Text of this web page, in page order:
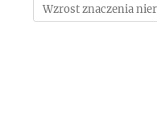
Wzrost znaczenia